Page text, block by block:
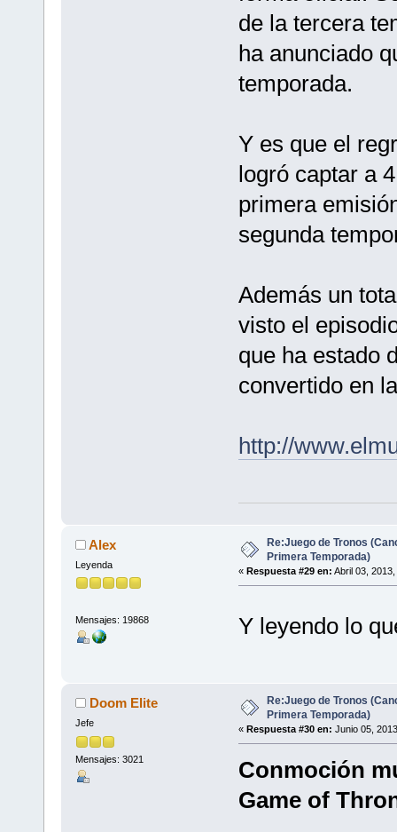
de la tercera
ha anunciado
temporada.
Y es que el
logró captar a
primera
segunda
Además un
visto el
que ha estado
convertido en
http://
Alex
Leyenda
Mensajes: 19868
Re:Juego de Tronos
Primera Temporada)
« Respuesta #29 en: Abril 03,
Y leyendo lo
Doom Elite
Jefe
Mensajes: 3021
Re:Juego de Tronos
Primera Temporada)
« Respuesta #30 en: Junio 05,
Conmoción
Game of